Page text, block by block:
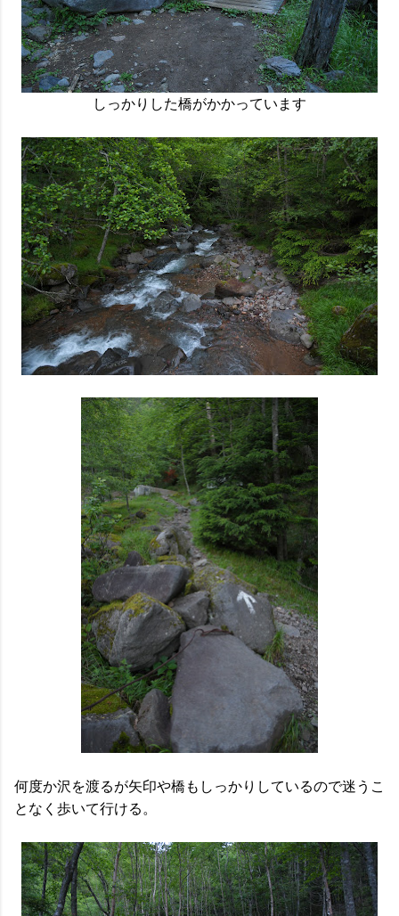
しっかりした橋がかかっています
何度か沢を渡るが矢印や橋もしっかりしているので迷うこ
となく歩いて行ける。